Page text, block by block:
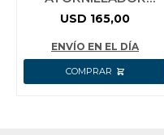
PERCUTOR 76NM A
2.0AH + CARGADOR
USD 165,00
ENVÍO EN EL DÍA